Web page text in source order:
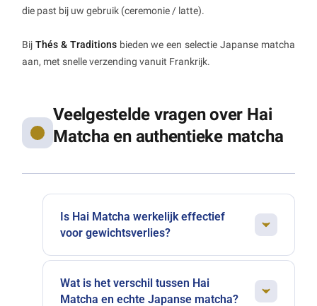
die past bij uw gebruik (ceremonie / latte).
Bij Thés & Traditionsbieden we een selectie Japanse matcha
aan, met snelle verzending vanuit Frankrijk.
Veelgestelde vragen over Hai
Matcha en authentieke matcha
Is Hai Matcha werkelijk effectief
voor gewichtsverlies?
Zoals bij veel 'afslank'-producten hangt de
effectiviteit af van de bredere context (voeding,
beweging, regelmaat). Als de formule eiwitten
Wat is het verschil tussen Hai
Matcha en echte Japanse matcha?